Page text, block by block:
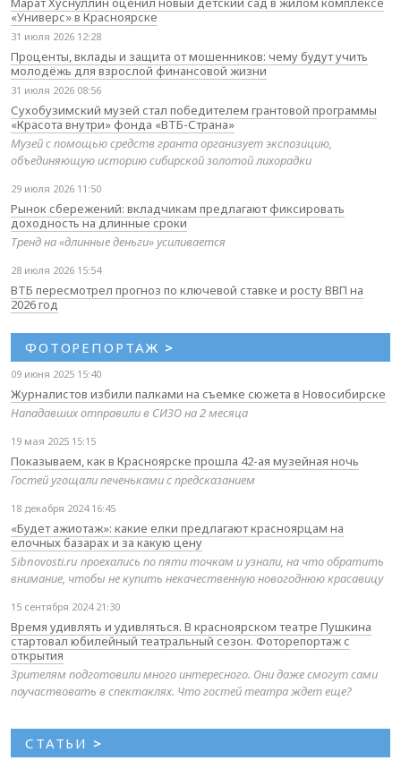
«Универс» в Красноярске
31 июля 2026 12:28
Проценты, вклады и защита от мошенников: чему будут учить
молодёжь для взрослой финансовой жизни
31 июля 2026 08:56
Сухобузимский музей стал победителем грантовой программы
«Красота внутри» фонда «ВТБ-Страна»
Музей с помощью средств гранта организует экспозицию,
объединяющую историю сибирской золотой лихорадки
29 июля 2026 11:50
Рынок сбережений: вкладчикам предлагают фиксировать
доходность на длинные сроки
Тренд на «длинные деньги» усиливается
28 июля 2026 15:54
ВТБ пересмотрел прогноз по ключевой ставке и росту ВВП на
2026 год
ФОТОРЕПОРТАЖ >
09 июня 2025 15:40
Журналистов избили палками на съемке сюжета в Новосибирске
Нападавших отправили в СИЗО на 2 месяца
19 мая 2025 15:15
Показываем, как в Красноярске прошла 42-ая музейная ночь
Гостей угощали печеньками с предсказанием
18 декабря 2024 16:45
«Будет ажиотаж»: какие елки предлагают красноярцам на
елочных базарах и за какую цену
Sibnovosti.ru проехались по пяти точкам и узнали, на что обратить
внимание, чтобы не купить некачественную новогоднюю красавицу
15 сентября 2024 21:30
Время удивлять и удивляться. В красноярском театре Пушкина
стартовал юбилейный театральный сезон. Фоторепортаж с
открытия
Зрителям подготовили много интересного. Они даже смогут сами
поучаствовать в спектаклях. Что гостей театра ждет еще?
СТАТЬИ >